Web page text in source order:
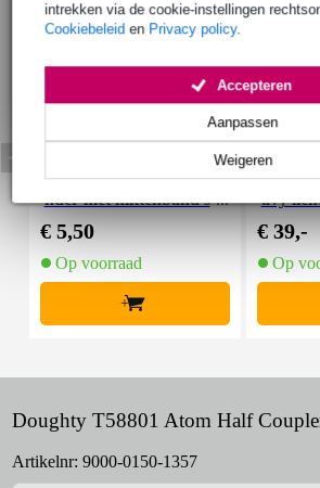
intrekken via de cookie-instellingen
Cookiebeleid en Privacy policy.
Weigeren
Aanpassen
Accepteren
Innox Snap 27 kabelbi
nder met klittenband s
mal zwart (10 stuks)
€ 5,50
Op voorraad
+
Innox
avy
€ 39,-
Op
Doughty T58801 Atom Half
Artikelnr: 9000-0150-1357